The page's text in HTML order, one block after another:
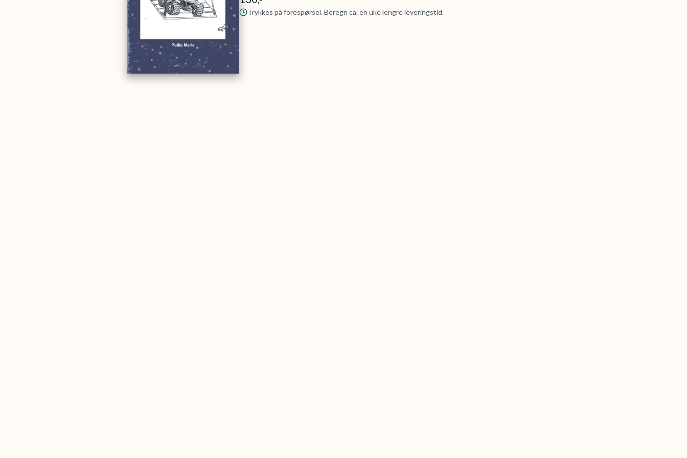
Trykkes på forespørsel. Beregn ca. en uke lengre leveringstid.